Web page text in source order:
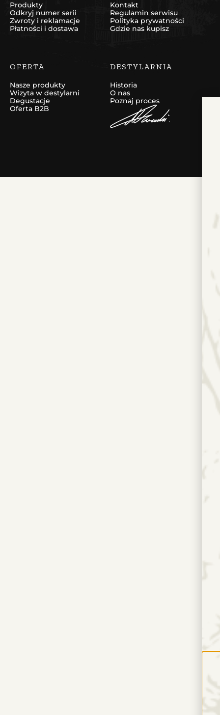
Produkty
Odkryj numer serii
Zwroty i reklamacje
Płatności i dostawa
Kontakt
Regulamin serwisu
Polityka prywatności
Gdzie nas kupisz
OFERTA
Nasze produkty
Wizyta w destylarni
Degustacje
Oferta B2B
DESTYLARNIA
Historia
O nas
Poznaj proces